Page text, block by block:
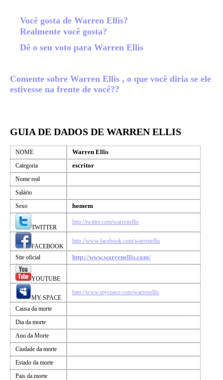
Você gosta de Warren Ellis?
Realmente você gosta?
Dê o seu voto para Warren Ellis
Comente sobre Warren Ellis , o que você diria se ele
estivesse na frente de você??
GUIA DE DADOS DE WARREN ELLIS
NOME Warren Ellis
Categoria escritor
Nome real
Salário
Sexo
homem
TWITTER
http://twitter.com/warrenellis
FACEBOOK
http://www.facebook.com/warrenellis
Site oficial http://www.warrenellis.com/
YOUTUBE
MY SPACE
http://www.myspace.com/warrenellis
Causa da morte
Dia da morte
Ano da Morte
Ciudade da morte
Estado da morte
Pais da morte